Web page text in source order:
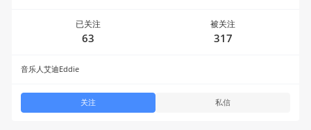
已关注
63
被关注
317
音乐人艾迪Eddie
关注 私信